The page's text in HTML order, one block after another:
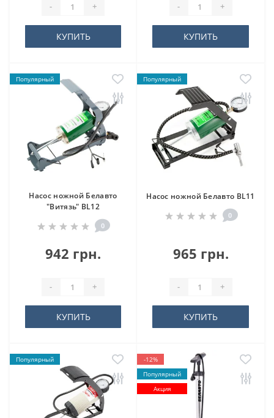
- +
КУПИТЬ
- +
КУПИТЬ
Популярный
Насос ножной Белавто
"Витязь" BL12
0
942 грн.
- +
КУПИТЬ
Популярный
Насос ножной Белавто BL11
0
965 грн.
- +
КУПИТЬ
Популярный
-12%
Популярный
Акция